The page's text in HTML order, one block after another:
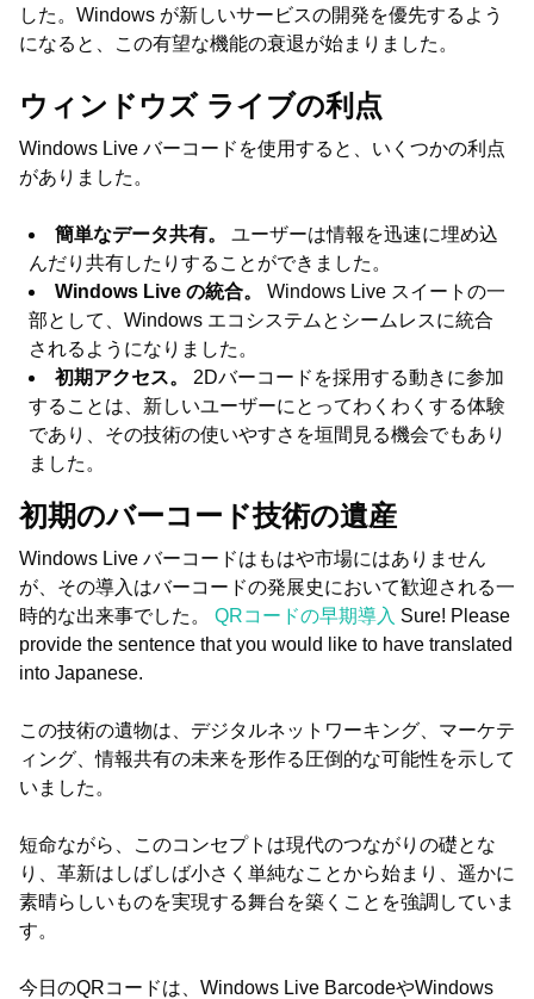
した。Windows が新しいサービスの開発を優先するよう
になると、この有望な機能の衰退が始まりました。
ウィンドウズ ライブの利点
Windows Live バーコードを使用すると、いくつかの利点
がありました。
簡単なデータ共有。 ユーザーは情報を迅速に埋め込
んだり共有したりすることができました。
Windows Live の統合。 Windows Live スイートの一
部として、Windows エコシステムとシームレスに統合
されるようになりました。
初期アクセス。 2Dバーコードを採用する動きに参加
することは、新しいユーザーにとってわくわくする体験
であり、その技術の使いやすさを垣間見る機会でもあり
ました。
初期のバーコード技術の遺産
Windows Live バーコードはもはや市場にはありません
が、その導入はバーコードの発展史において歓迎される一
時的な出来事でした。 QRコードの早期導入 Sure! Please
provide the sentence that you would like to have translated
into Japanese.
この技術の遺物は、デジタルネットワーキング、マーケテ
ィング、情報共有の未来を形作る圧倒的な可能性を示して
いました。
短命ながら、このコンセプトは現代のつながりの礎とな
り、革新はしばしば小さく単純なことから始まり、遥かに
素晴らしいものを実現する舞台を築くことを強調していま
す。
今日のQRコードは、Windows Live BarcodeやWindows